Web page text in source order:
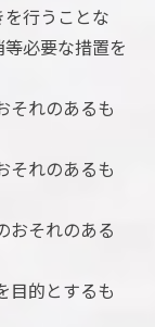
行うことな
必要な措置を
それのあるも
それのあるも
おそれのある
目的とするも